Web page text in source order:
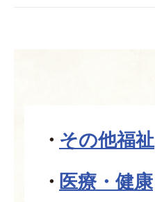
その他福祉
医療・健康